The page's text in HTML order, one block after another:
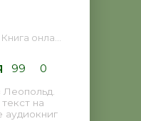
бесплатно
99 0
на